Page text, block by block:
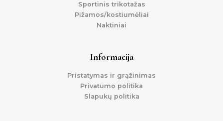
Sportinis trikotažas
Pižamos/kostiumėliai
Naktiniai
Informacija
Pristatymas ir grąžinimas
Privatumo politika
Slapukų politika